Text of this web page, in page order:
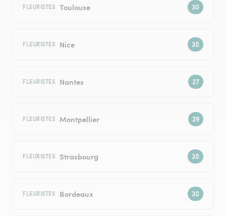
FLEURISTES Toulouse
FLEURISTES Nice
FLEURISTES Nantes
FLEURISTES Montpellier
FLEURISTES Strasbourg
FLEURISTES Bordeaux